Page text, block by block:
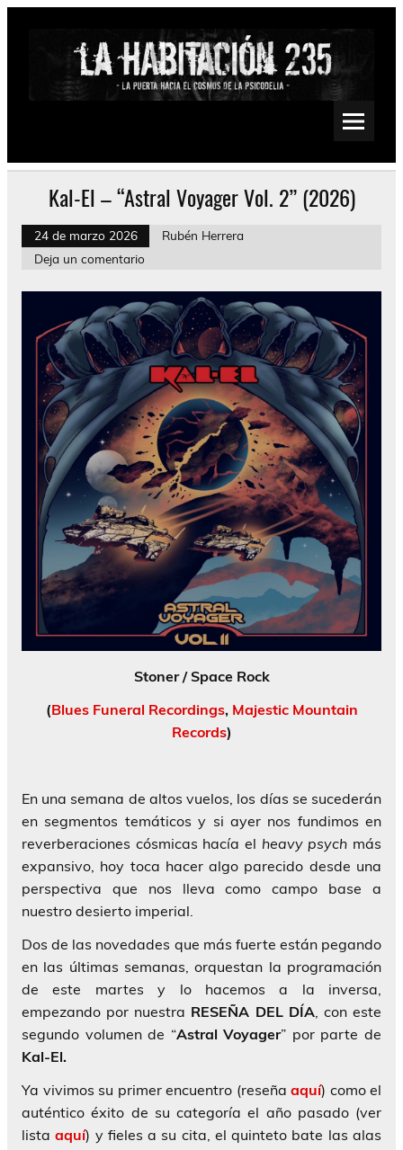
Saltar
Psychedelic, Stoner, Doom, Sludge, Fuzz, Space, Drone
Kal-El – “Astral Voyager Vol. 2” (2026)
24 de marzo 2026
Rubén Herrera
Deja un comentario
Stoner / Space Rock
(Blues Funeral Recordings, Majestic Mountain
Records)
En una semana de altos vuelos, los días se sucederán
en segmentos temáticos y si ayer nos fundimos en
reverberaciones cósmicas hacía el heavy psych más
expansivo, hoy toca hacer algo parecido desde una
perspectiva que nos lleva como campo base a
nuestro desierto imperial.
Dos de las novedades que más fuerte están pegando
en las últimas semanas, orquestan la programación
de este martes y lo hacemos a la inversa,
empezando por nuestra RESEÑA DEL DÍA, con este
segundo volumen de “Astral Voyager” por parte de
Kal-El.
Ya vivimos su primer encuentro (reseña aquí) como el
auténtico éxito de su categoría el año pasado (ver
listaaquí) y fieles a su cita, el quinteto bate las alas